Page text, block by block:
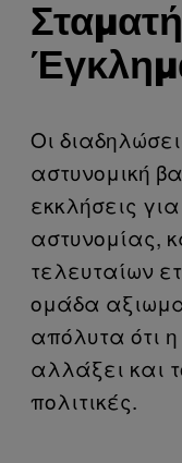
Οι
αστυνομική
εκκλήσεις
αστυνομίας,
τελευταίων
ομάδα
απόλυτα ότι
αλλάξει και
πολιτικές.